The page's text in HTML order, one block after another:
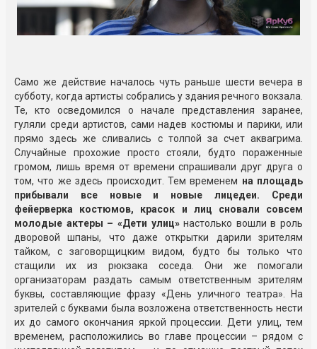
Само же действие началось чуть раньше шести вечера в
субботу, когда артисты собрались у здания речного вокзала.
Те, кто осведомился о начале представления заранее,
гуляли среди артистов, сами надев костюмы и парики, или
прямо здесь же сливались с толпой за счет аквагрима.
Случайные прохожие просто стояли, будто пораженные
громом, лишь время от времени спрашивали друг друга о
том, что же здесь происходит. Тем временем на площадь
прибывали все новые и новые лицедеи. Среди
фейерверка костюмов, красок и лиц сновали совсем
молодые актеры – «Дети улиц»настолько вошли в роль
дворовой шпаны, что даже открытки дарили зрителям
тайком, с заговорщицким видом, будто бы только что
стащили их из рюкзака соседа. Они же помогали
организаторам раздать самым ответственным зрителям
буквы, составляющие фразу «День уличного театра». На
зрителей с буквами была возложена ответственность нести
их до самого окончания яркой процессии. Дети улиц, тем
временем, расположились во главе процессии – рядом с